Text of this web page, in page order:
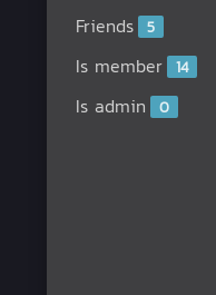
Friends 5
Is member 14
Is admin 0